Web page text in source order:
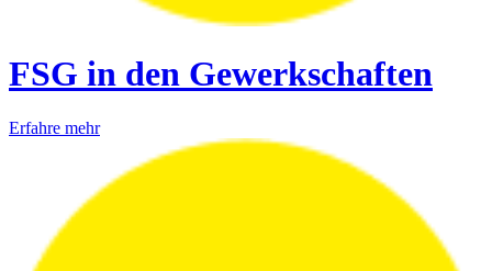
FSG in den Gewerkschaften
Erfahre mehr